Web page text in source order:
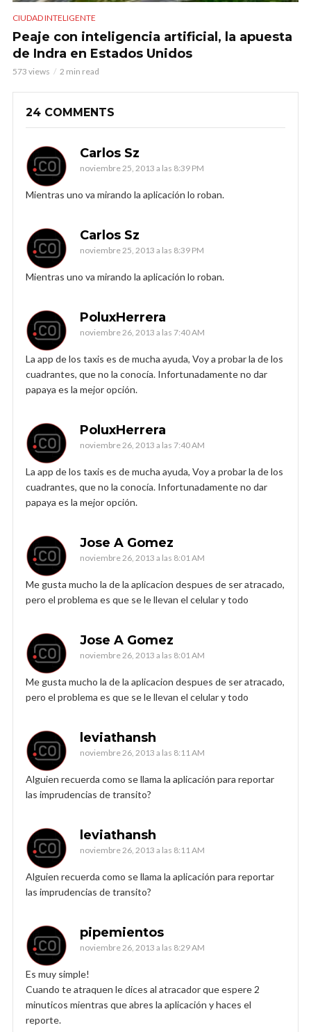
CIUDAD INTELIGENTE
Peaje con inteligencia artificial, la apuesta
de Indra en Estados Unidos
573 views 2 min read
24 COMMENTS
Carlos Sz
noviembre 25, 2013 a las 8:39 PM
Mientras uno va mirando la aplicación lo roban.
Carlos Sz
noviembre 25, 2013 a las 8:39 PM
Mientras uno va mirando la aplicación lo roban.
PoluxHerrera
noviembre 26, 2013 a las 7:40 AM
La app de los taxis es de mucha ayuda, Voy a probar la de los
cuadrantes, que no la conocía. Infortunadamente no dar
papaya es la mejor opción.
PoluxHerrera
noviembre 26, 2013 a las 7:40 AM
La app de los taxis es de mucha ayuda, Voy a probar la de los
cuadrantes, que no la conocía. Infortunadamente no dar
papaya es la mejor opción.
Jose A Gomez
noviembre 26, 2013 a las 8:01 AM
Me gusta mucho la de la aplicacion despues de ser atracado,
pero el problema es que se le llevan el celular y todo
Jose A Gomez
noviembre 26, 2013 a las 8:01 AM
Me gusta mucho la de la aplicacion despues de ser atracado,
pero el problema es que se le llevan el celular y todo
leviathansh
noviembre 26, 2013 a las 8:11 AM
Alguien recuerda como se llama la aplicación para reportar
las imprudencias de transito?
leviathansh
noviembre 26, 2013 a las 8:11 AM
Alguien recuerda como se llama la aplicación para reportar
las imprudencias de transito?
pipemientos
noviembre 26, 2013 a las 8:29 AM
Es muy simple!
Cuando te atraquen le dices al atracador que espere 2
minuticos mientras que abres la aplicación y haces el
reporte.